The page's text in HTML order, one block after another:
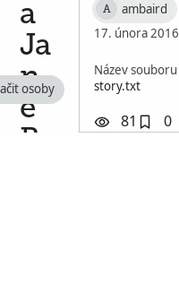
a
Ja
n
e
B
osoby
A
ambaird
17. února 2016
Název souboru
story.txt
81 0